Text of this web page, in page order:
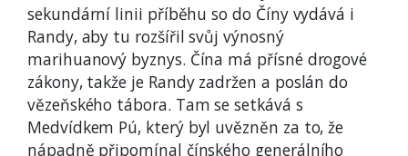
sekundární linii příběhu so do Číny vydává i
Randy, aby tu rozšířil svůj výnosný
marihuanový byznys. Čína má přísné drogové
zákony, takže je Randy zadržen a poslán do
vězeňského tábora. Tam se setkává s
Medvídkem Pú, který byl uvězněn za to, že
nápadně připomínal čínského generálního